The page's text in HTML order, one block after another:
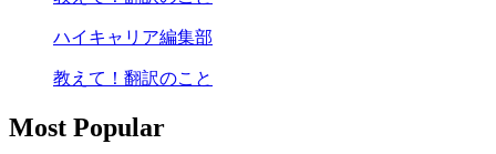
ハイキャリア編集部
教えて！翻訳のこと
Most Popular